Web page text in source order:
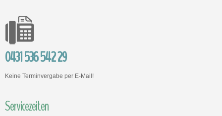
0431 536 542 29
Keine Terminvergabe per E-Mail!
Servicezeiten